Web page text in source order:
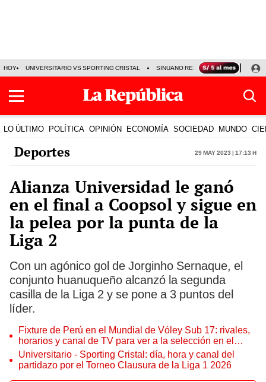
HOY UNIVERSITARIO VS SPORTING CRISTAL SINUANO RESULTADOS HOY
LO ÚLTIMO POLÍTICA OPINIÓN ECONOMÍA SOCIEDAD MUNDO
Deportes 29 May 2023 | 17:13 h
Alianza Universidad le ganó
en el final a Coopsol y sigue en
la pelea por la punta de la
Liga 2
Con un agónico gol de Jorginho Sernaque, el
conjunto huanuqueño alcanzó la segunda
casilla de la Liga 2 y se pone a 3 puntos del
líder.
Fixture de Perú en el Mundial de Vóley Sub 17: rivales,
horarios y canal de TV para ver a la selección en el
torneo
Universitario - Sporting Cristal: día, hora y canal del
partidazo por el Torneo Clausura de la Liga 1 2026